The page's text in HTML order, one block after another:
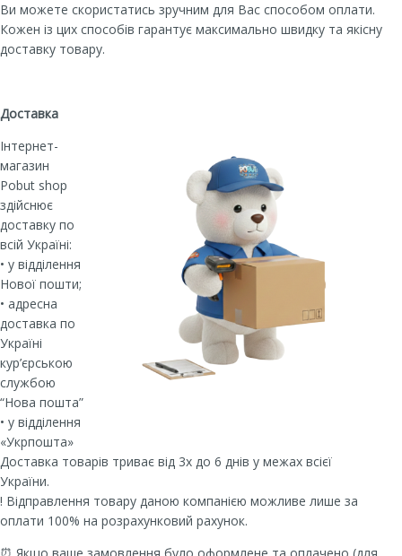
Ви можете скористатись зручним для Вас способом оплати.
Кожен із цих способів гарантує максимально швидку та якісну
доставку товару.
Доставка
Інтернет-
магазин
Pobut shop
здійснює
доставку по
всій Україні:
• у відділення
Нової пошти;
• адресна
доставка по
Україні
кур’єрською
службою
“Нова пошта”
• у відділення
«Укрпошта»
Доставка товарів триває від 3х до 6 днів у межах всієї
України.
! Відправлення товару даною компанією можливе лише за
оплати 100% на розрахунковий рахунок.